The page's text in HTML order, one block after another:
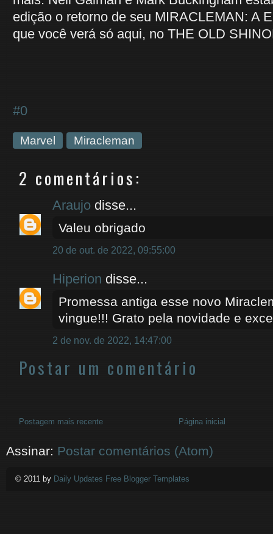
edição o retorno de seu MIRACLEMAN: A
que você verá só aqui, no THE OLD
#0
Marvel Miracleman
2 comentários:
Araujo disse...
Valeu obrigado
20 de out. de 2022, 09:55:00
Hiperion disse...
Promessa antiga esse novo
vingue!!! Grato pela novidade e
2 de nov. de 2022, 14:47:00
Postar um comentário
Postagem mais recente Página inicial
Assinar: Postar comentários (Atom)
© 2011 by Daily Updates Free Blogger Templates